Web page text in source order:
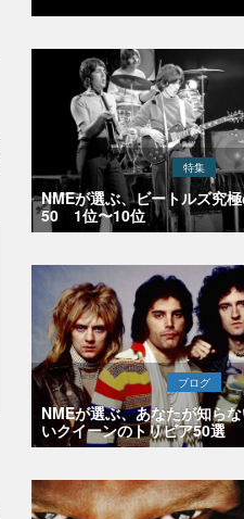
特集
NMEが選ぶ、ビートルズ究
50 1位〜10位
ブログ
NMEが選ぶ、あなたが知ら
いクイーンのトリビア50選